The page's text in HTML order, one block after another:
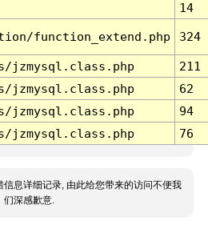
14
function_extend.php 324
jzmysql.class.php
211
jzmysql.class.php
62
jzmysql.class.php
94
jzmysql.class.php 76
信息详细记录, 由此给您带来的访问不便我
们深感歉意.